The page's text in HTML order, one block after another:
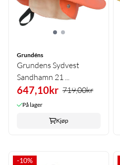
Grundéns
Grundens Sydvest
Sandhamn 21 ...
647,10kr 719,00kr
På lager
Kjøp
-10%